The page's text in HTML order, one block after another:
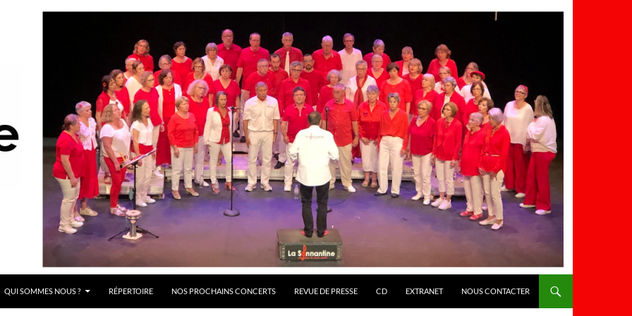
QUI SOMMES NOUS ? RÉPERTOIRE NOS PROCHAINS CONCERTS REVUE DE PRESSE CD EXTRANET NOUS CONTACTER